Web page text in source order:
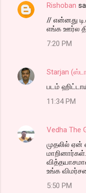
Rishoban
// என்னது
எங்க ஊர்ல
7:20 PM
Starjan
படம்
11:34 PM
Vedha The
முதலில் ஏன்
உங்க
5:50 PM